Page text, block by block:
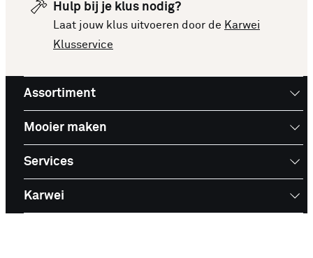
nieuwste en beste producten. Bekijk de top 10
Schroevendraaiers en laat je inspireren voor je
volgende aankoop!
Hulp bij je klus nodig?
Laat jouw klus uitvoeren door de Karwei
Klusservice
Assortiment
Mooier maken
Services
Karwei